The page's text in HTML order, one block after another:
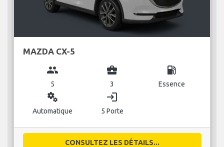
MAZDA CX-5
group
5
business_center
3
local_gas_station
Essence
miscellaneous_services
Automatique
login
5 Porte
CONSULTEZ LES DÉTAILS...